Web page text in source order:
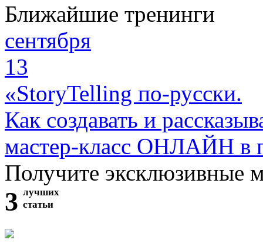
Ближайшие тренинги
сентября
13
«StoryTelling по-русски.
Как создавать и
мастер-класс ОНЛАЙН в
Получите эксклюзивные
3 лучших
статьи